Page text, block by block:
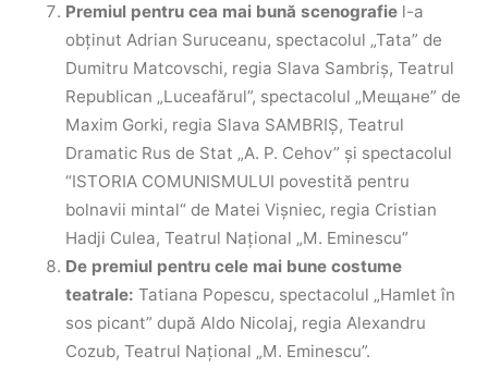
Premiul pentru cea mai bună scenografie l-a
obținut Adrian Suruceanu, spectacolul „Tata” de
Dumitru Matcovschi, regia Slava Sambriş, Teatrul
Republican „Luceafărul”, spectacolul „Мещане” de
Maxim Gorki, regia Slava SAMBRIȘ, Teatrul
Dramatic Rus de Stat „A. P. Cehov” și spectacolul
“ISTORIA COMUNISMULUI povestită pentru
bolnavii mintal“ de Matei Vişniec, regia Cristian
Hadji Culea, Teatrul Național „M. Eminescu”
De premiul pentru cele mai bune costume
teatrale: Tatiana Popescu, spectacolul „Hamlet în
sos picant” după Aldo Nicolaj, regia Alexandru
Cozub, Teatrul Național „M. Eminescu”.